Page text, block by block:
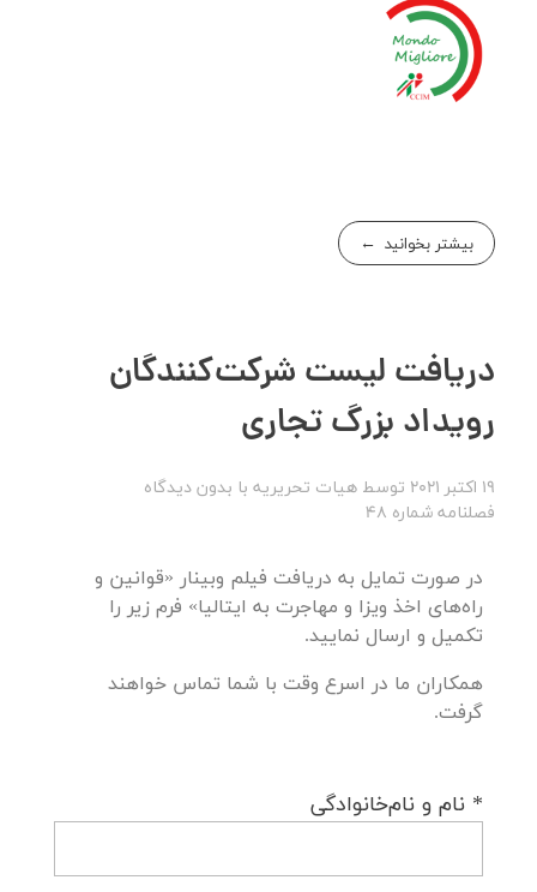
بیشتر بخوانید
دریافت لیست شرکت‌کنندگان
رویداد بزرگ تجاری
19 اکتبر 2021 توسط هیات تحریریه با بدون دیدگاه
فصلنامه شماره 48
در صورت تمایل به دریافت فیلم وبینار «قوانین و
راه‌های اخذ ویزا و مهاجرت به ایتالیا» فرم زیر را
تکمیل و ارسال نمایید.
همکاران ما در اسرع وقت با شما تماس خواهند
گرفت.
* نام و نام‌خانوادگی